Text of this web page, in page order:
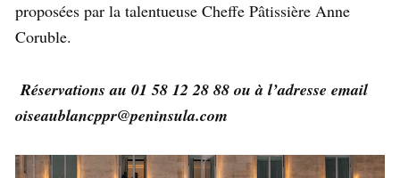
proposées par la talentueuse Cheffe Pâtissière Anne
Coruble.
Réservations au 01 58 12 28 88 ou à l’adresse email
oiseaublancppr@peninsula.com